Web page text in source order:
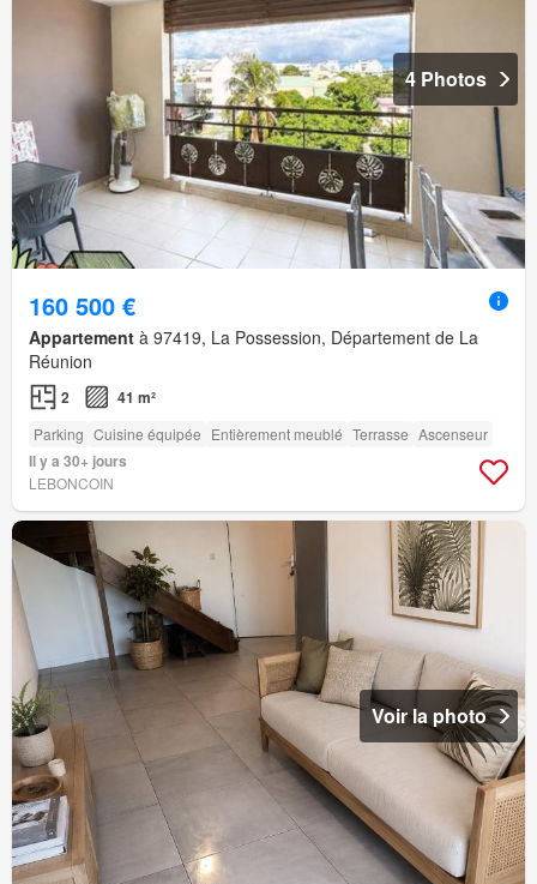
4 Photos
160 500 €
Appartement à 97419, La Possession, Département de La
Réunion
2 41 m²
Parking Cuisine équipée Entièrement meublé Terrasse Ascenseur
Il y a 30+ jours
LEBONCOIN
Voir la photo